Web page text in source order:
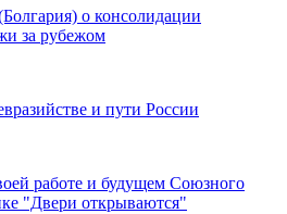
о консолидации
за рубежом
и пути России
работе и будущем Союзного
"Двери открываются"